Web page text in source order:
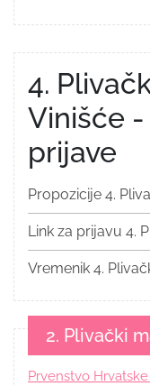
4.
Vinišće
prijave
Propozicije 4.
Link za prijavu 4.
Vremenik 4.
2. Plivački
Prvenstvo